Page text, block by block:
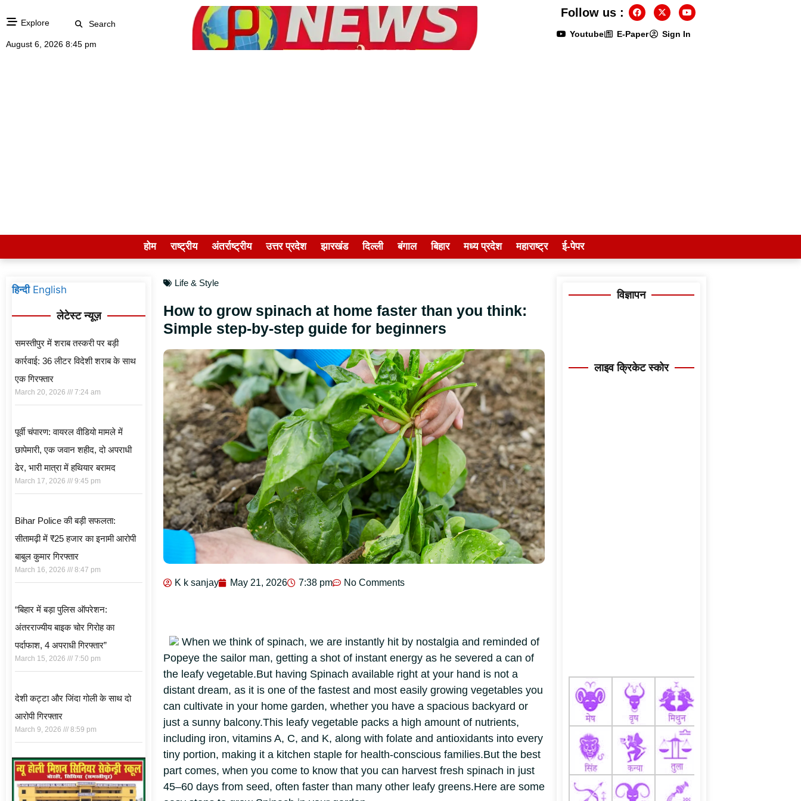
Explore Search
August 6, 2026 8:45 pm
Youtube E-Paper Sign In
Follow us :
होम राष्ट्रीय अंतर्राष्ट्रीय उत्तर प्रदेश झारखंड दिल्ली बंगाल बिहार मध्य प्रदेश महाराष्ट्र ई-पेपर
हिन्दी English
लेटेस्ट न्यूज़
समस्तीपुर में शराब तस्करी पर बड़ी
कार्रवाई: 36 लीटर विदेशी शराब के साथ
एक गिरफ्तार
March 20, 2026 7:24 am
पूर्वी चंपारण: वायरल वीडियो मामले में
छापेमारी, एक जवान शहीद, दो अपराधी
ढेर, भारी मात्रा में हथियार बरामद
March 17, 2026 9:45 pm
Bihar Police की बड़ी सफलता:
सीतामढ़ी में ₹25 हजार का इनामी आरोपी
बाबुल कुमार गिरफ्तार
March 16, 2026 8:47 pm
“बिहार में बड़ा पुलिस ऑपरेशन:
अंतरराज्यीय बाइक चोर गिरोह का
पर्दाफाश, 4 अपराधी गिरफ्तार”
March 15, 2026 7:50 pm
देशी कट्टा और जिंदा गोली के साथ दो
आरोपी गिरफ्तार
March 9, 2026 8:59 pm
Life & Style
How to grow spinach at home faster than you think:
Simple step-by-step guide for beginners
K k sanjay May 21, 2026 7:38 pm No Comments
When we think of spinach, we are instantly hit by nostalgia and reminded of
Popeye the sailor man, getting a shot of instant energy as he severed a can of
the leafy vegetable.But having Spinach available right at your hand is not a
distant dream, as it is one of the fastest and most easily growing vegetables you
can cultivate in your home garden, whether you have a spacious backyard or
just a sunny balcony.This leafy vegetable packs a high amount of nutrients,
including iron, vitamins A, C, and K, along with folate and antioxidants into every
tiny portion, making it a kitchen staple for health-conscious families.But the best
part comes, when you come to know that you can harvest fresh spinach in just
45–60 days from seed, often faster than many other leafy greens.Here are some
विज्ञापन
लाइव क्रिकेट स्कोर